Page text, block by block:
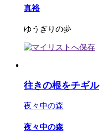
真裕
ゆうぎりの夢
往きの根をチギル
夜々中の森
夜々中の森